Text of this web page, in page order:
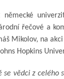
řečové a
Mikolov, na
Hopkins
se vědci z